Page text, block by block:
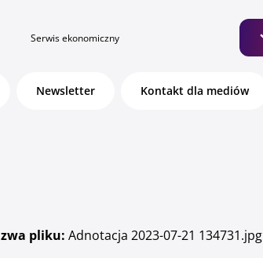
Serwis ekonomiczny
aplikację Pocztowy.
Newsletter Kontakt dla mediów
pliku: Adnotacja 2023-07-21 134731.jpg